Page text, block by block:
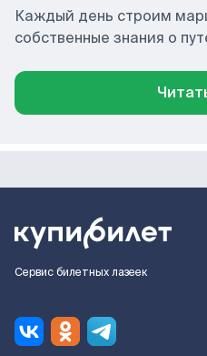
Каждый день строим
собственные знания о
Сервис билетных лазеек